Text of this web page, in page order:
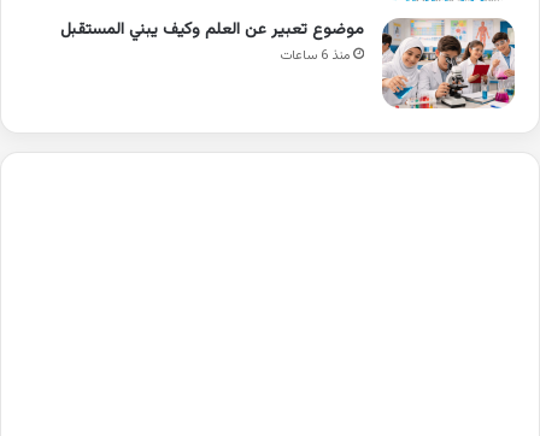
موضوع تعبير عن العلم وكيف يبني المستقبل
منذ 6 ساعات